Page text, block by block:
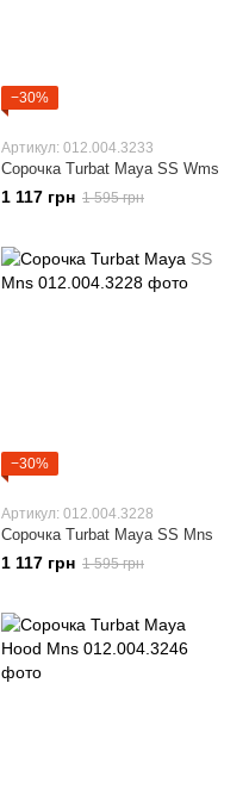
−30%
Артикул: 012.004.3233
Сорочка Turbat Maya SS Wms
1 117 грн 1 595 грн
−30%
Артикул: 012.004.3228
Сорочка Turbat Maya SS Mns
1 117 грн 1 595 грн